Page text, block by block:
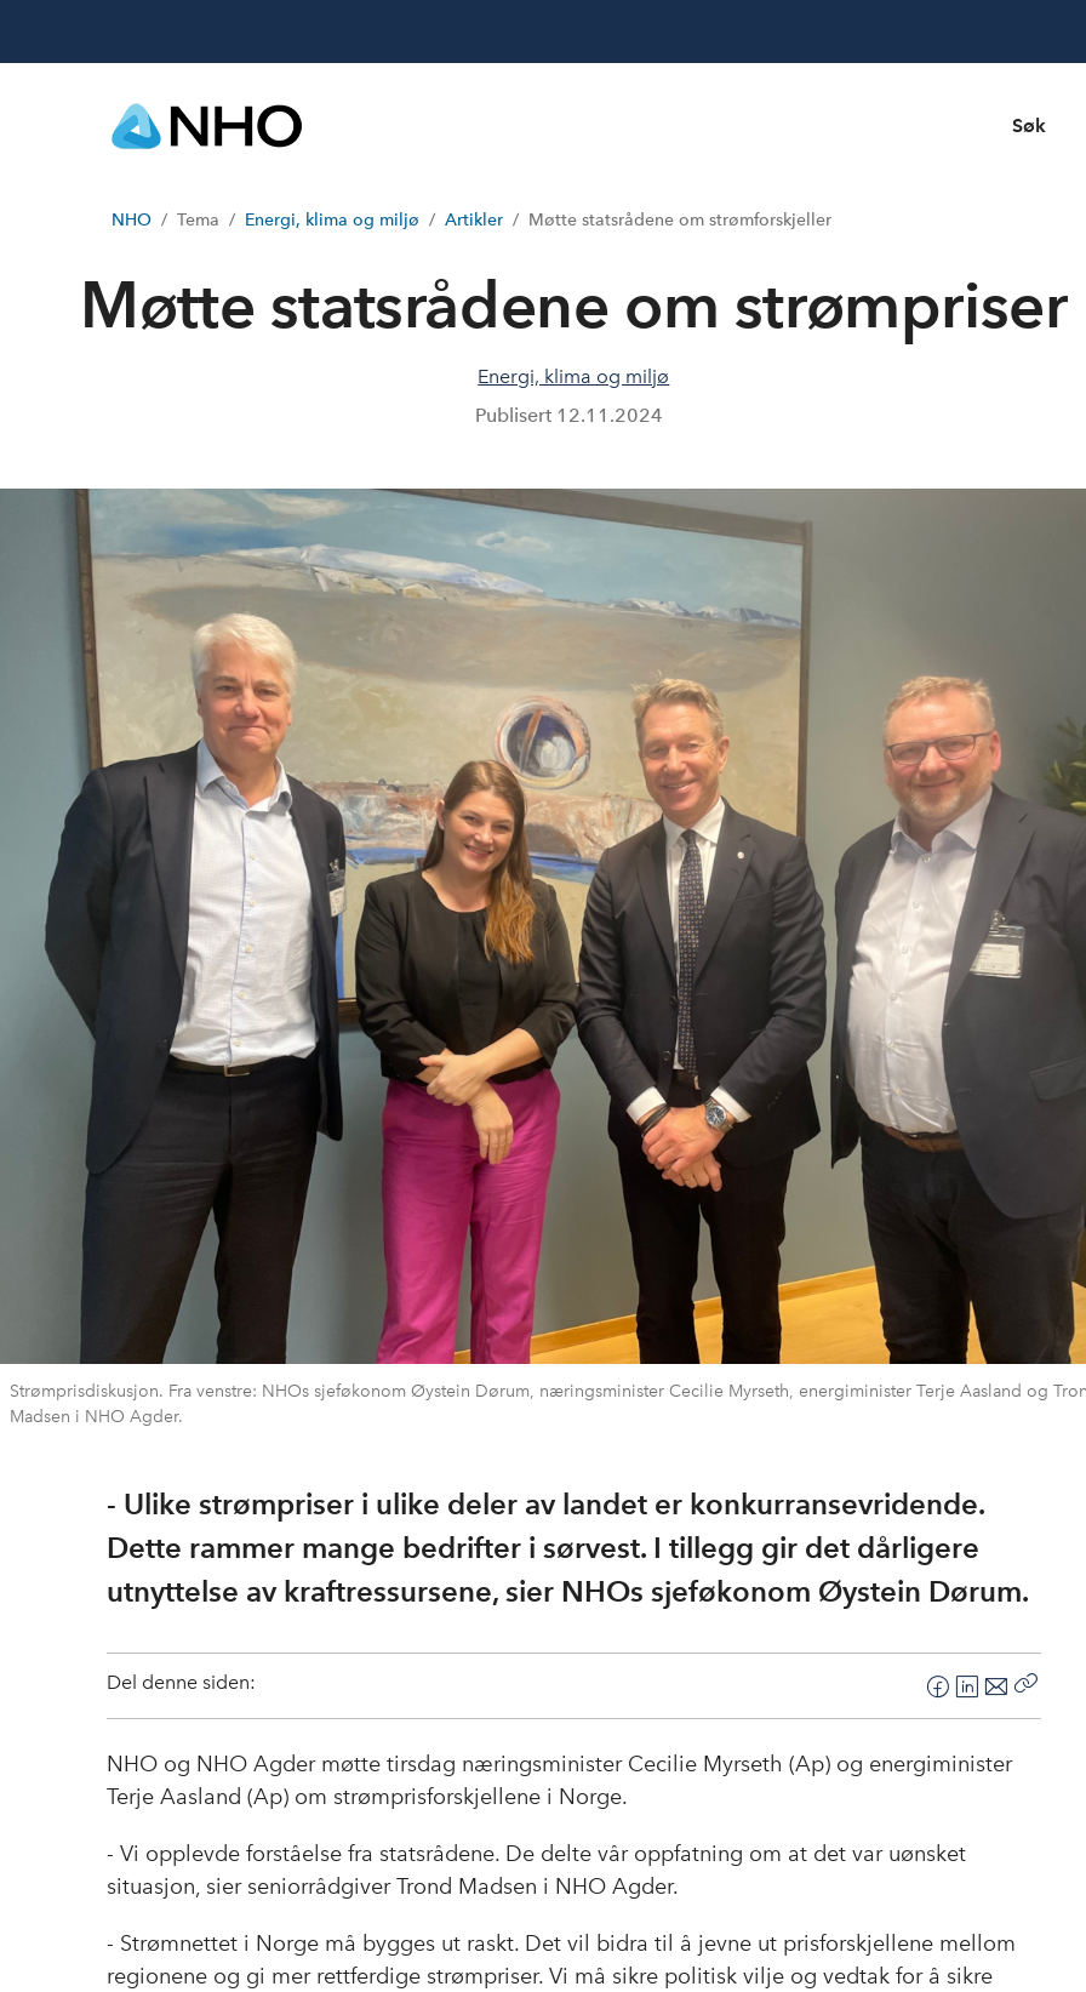
Søk
NHO Tema Energi, klima og miljø Artikler Møtte statsrådene om strømforskjeller
Møtte statsrådene om strømpriser
Energi, klima og miljø
Publisert 12.11.2024
Strømprisdiskusjon. Fra venstre: NHOs sjeføkonom Øystein Dørum, næringsminister Cecilie Myrseth, energiminister Terje Aasland og
Madsen i NHO Agder.
- Ulike strømpriser i ulike deler av landet er konkurransevridende.
Dette rammer mange bedrifter i sørvest. I tillegg gir det dårligere
utnyttelse av kraftressursene, sier NHOs sjeføkonom Øystein Dørum.
Del denne siden:
F
c
L
n
d
E
p
NHO og NHO Agder møtte tirsdag næringsminister Cecilie Myrseth (Ap) og energiminister
Terje Aasland (Ap) om strømprisforskjellene i Norge.
- Vi opplevde forståelse fra statsrådene. De delte vår oppfatning om at det var uønsket
situasjon, sier seniorrådgiver Trond Madsen i NHO Agder.
- Strømnettet i Norge må bygges ut raskt. Det vil bidra til å jevne ut prisforskjellene mellom
regionene og gi mer rettferdige strømpriser. Vi må sikre politisk vilje og vedtak for å sikre